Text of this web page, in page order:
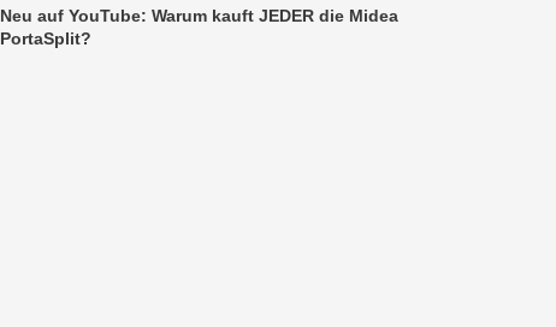
Neu auf YouTube: Warum kauft JEDER die Midea
PortaSplit?